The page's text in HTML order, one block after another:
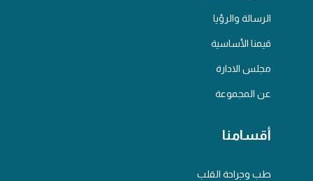
الرسالة والرؤيا
قيمنا الأساسية
مجلس الادارة
عن المجموعة
أقسامنا
طب وجراحة القلب